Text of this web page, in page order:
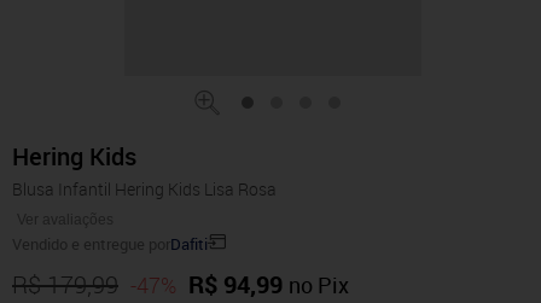
Hering Kids
Blusa Infantil Hering Kids Lisa Rosa
Ver avaliações
Vendido e entregue porDafiti
R$ 179,99 -47% R$ 94,99 no Pix